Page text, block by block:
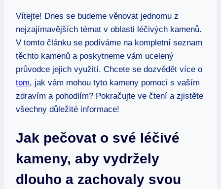
Vítejte! Dnes se ⁢budeme‌ věnovat jednomu z
⁢nejzajímavějších témat​ v oblasti ⁤léčivých kamenů.
V tomto článku se⁤ podíváme na kompletní seznam
těchto​ kamenů a poskytneme vám⁣ ucelený⁤
průvodce‌ jejich využití. Chcete ⁢se ​dozvědět více ⁢o
tom, jak vám ‌mohou‍ tyto kameny pomoci ​s vaším
zdravím a pohodlím? Pokračujte ve ‍čtení a‍ zjistěte⁢
všechny důležité informace!
Jak​ pečovat ‌o své léčivé‍
kameny, aby ​vydržely
dlouho a zachovaly svou